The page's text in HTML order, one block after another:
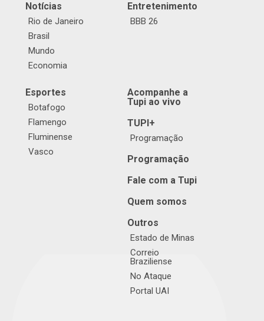
Notícias
Rio de Janeiro
Brasil
Mundo
Economia
Entretenimento
BBB 26
Esportes
Botafogo
Flamengo
Fluminense
Vasco
Acompanhe a
Tupi ao vivo
TUPI+
Programação
Programação
Fale com a Tupi
Quem somos
Outros
Estado de Minas
Correio
Braziliense
No Ataque
Portal UAI